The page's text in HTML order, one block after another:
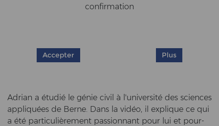
confirmation
Accepter Plus
Adri­an a étudié le génie civil à l'université des sci­en­ces
appliquées de Berne. Dans la vidéo, il ex­pli­que ce qui
a été particulièrement pas­si­onnant pour lui et pour­